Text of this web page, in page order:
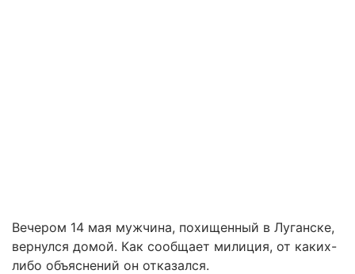
Вечером 14 мая мужчина, похищенный в Луганске,
вернулся домой. Как сообщает милиция, от каких-
либо объяснений он отказался.